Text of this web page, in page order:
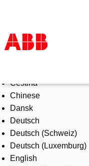
Products & Solutions
Industries
Services
About us
Where to buy
Contact us
Careers
Čeština
Chinese
Dansk
Deutsch
Deutsch (Schweiz)
Deutsch (Luxemburg)
English